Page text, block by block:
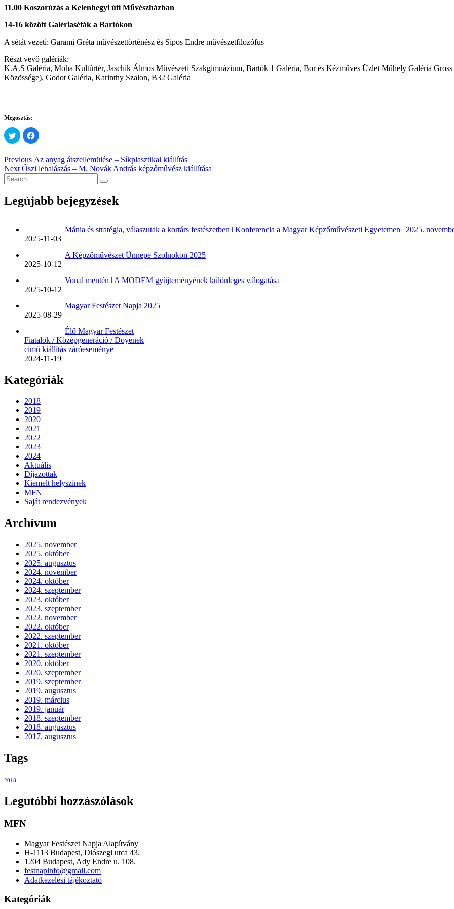
11.00 Koszorúzás a Kelenhegyi úti Művészházban
14-16 között Galériaséták a Bartókon
A sétát vezeti: Garami Gréta művészettörténész és Sipos Endre művészetfilozófus
Részt vevő galériák:
K.A.S Galéria, Moha Kultúrtér, Jaschik Álmos Művészeti Szakgimnázium, Bartók 1 Galéria, Bor és Kézműves Üzlet Műhely Galéria
Közössége), Godot Galéria, Karinthy Szalon, B32 Galéria
Megosztás:
Click
to
share
Twitter
(Opens
in
new
window)
Click
to
Facebook
(Opens
in
new
window)
Bejegyzés
navigáció
Previous Previous
post:
Az anyag átszellemülése – Síkplasztikai kiállítás
Next Next
post:
Őszi lehalászás – M. Novák András képzőművész kiállítása
Legújabb bejegyzések
Mánia és stratégia, válaszutak a kortárs festészetben ǀ Konferencia a Magyar Képzőművészeti Egyetemen ǀ 2025.
2025-11-03
A Képzőművészet Ünnepe Szolnokon 2025
2025-10-12
Vonal mentén ǀ A MODEM gyűjteményének különleges válogatása
2025-10-12
Magyar Festészet Napja 2025
2025-08-29
Élő Magyar Festészet
Fiatalok / Középgeneráció / Doyenek
című kiállítás záróeseménye
2024-11-19
Kategóriák
2018
2019
2020
2021
2022
2023
2024
Aktuális
Díjazottak
Kiemelt helyszínek
MFN
Saját rendezvények
Archívum
2025. november
2025. október
2025. augusztus
2024. november
2024. október
2024. szeptember
2023. október
2023. szeptember
2022. november
2022. október
2022. szeptember
2021. október
2021. szeptember
2020. október
2020. szeptember
2019. szeptember
2019. augusztus
2019. március
2019. január
2018. szeptember
2018. augusztus
2017. augusztus
Tags
2018
Legutóbbi hozzászólások
MFN
Magyar Festészet Napja Alapítvány
H-1113 Budapest, Diószegi utca 43.
1204 Budapest, Ady Endre u. 108.
festnapinfo@gmail.com
Adatkezelési tájékoztató
Kategóriák